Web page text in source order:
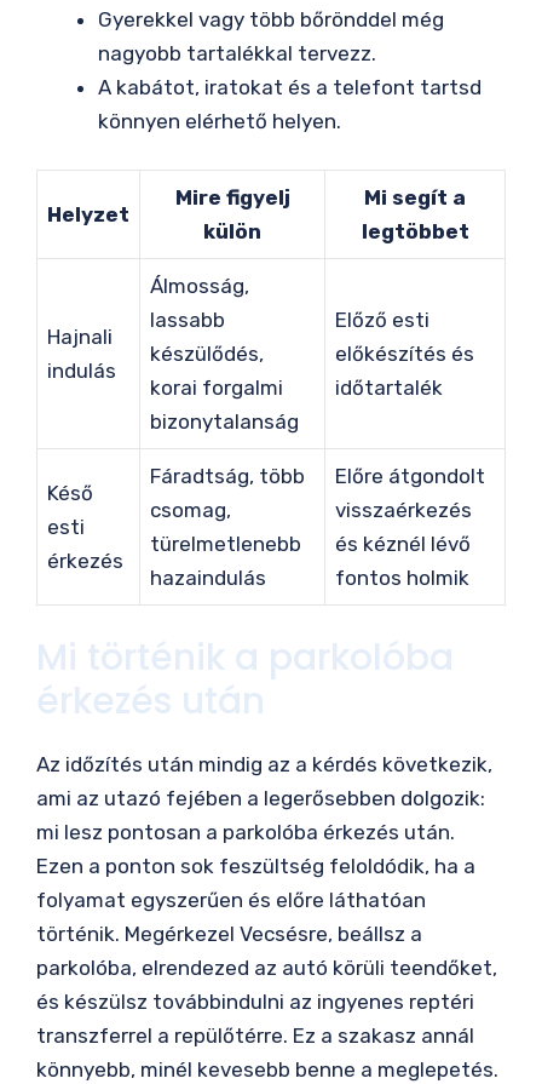
Gyerekkel vagy több bőrönddel még
nagyobb tartalékkal tervezz.
A kabátot, iratokat és a telefont tartsd
könnyen elérhető helyen.
Helyzet
Mire figyelj
külön
Mi segít a
legtöbbet
Hajnali
indulás
Álmosság,
lassabb
készülődés,
korai forgalmi
bizonytalanság
Előző esti
előkészítés és
időtartalék
Késő
esti
érkezés
Fáradtság, több
csomag,
türelmetlenebb
hazaindulás
Előre átgondolt
visszaérkezés
és kéznél lévő
fontos holmik
Mi történik a parkolóba
érkezés után
Az időzítés után mindig az a kérdés következik,
ami az utazó fejében a legerősebben dolgozik:
mi lesz pontosan a parkolóba érkezés után.
Ezen a ponton sok feszültség feloldódik, ha a
folyamat egyszerűen és előre láthatóan
történik. Megérkezel Vecsésre, beállsz a
parkolóba, elrendezed az autó körüli teendőket,
és készülsz továbbindulni az ingyenes reptéri
transzferrel a repülőtérre. Ez a szakasz annál
könnyebb, minél kevesebb benne a meglepetés.